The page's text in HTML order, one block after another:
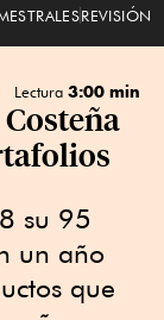
REVISIÓN
Lectura 3:00 min
su 95
un año
que